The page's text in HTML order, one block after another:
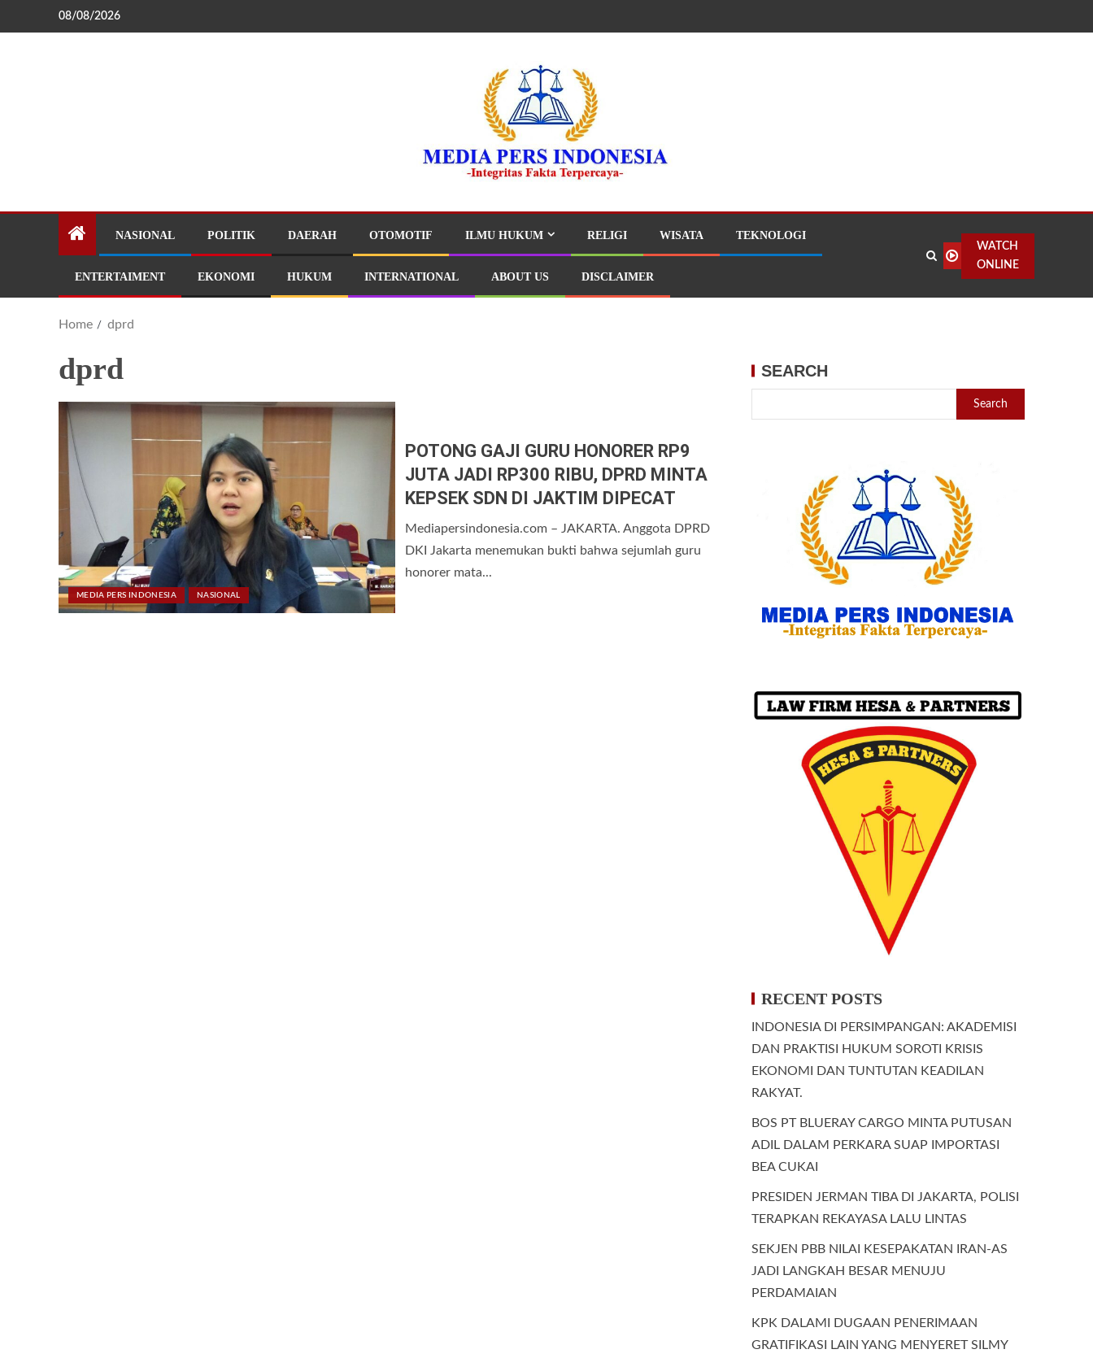
08/08/2026
NASIONAL POLITIK DAERAH OTOMOTIF ILMU HUKUM RELIGI WISATA TEKNOLOGI
ENTERTAIMENT EKONOMI HUKUM INTERNATIONAL ABOUT US DISCLAIMER
WATCH
ONLINE
Home dprd
dprd
MEDIA PERS INDONESIA NASIONAL
POTONG GAJI GURU HONORER RP9
JUTA JADI RP300 RIBU, DPRD MINTA
KEPSEK SDN DI JAKTIM DIPECAT
Mediapersindonesia.com – JAKARTA. Anggota DPRD
DKI Jakarta menemukan bukti bahwa sejumlah guru
honorer mata...
SEARCH
Search
RECENT POSTS
INDONESIA DI PERSIMPANGAN: AKADEMISI
DAN PRAKTISI HUKUM SOROTI KRISIS
EKONOMI DAN TUNTUTAN KEADILAN
RAKYAT.
BOS PT BLUERAY CARGO MINTA PUTUSAN
ADIL DALAM PERKARA SUAP IMPORTASI
BEA CUKAI
PRESIDEN JERMAN TIBA DI JAKARTA, POLISI
TERAPKAN REKAYASA LALU LINTAS
SEKJEN PBB NILAI KESEPAKATAN IRAN-AS
JADI LANGKAH BESAR MENUJU
PERDAMAIAN
KPK DALAMI DUGAAN PENERIMAAN
GRATIFIKASI LAIN YANG MENYERET SILMY